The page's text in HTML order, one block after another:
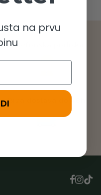
Telefonska podrška
Brza dostava do 48h
na prvu